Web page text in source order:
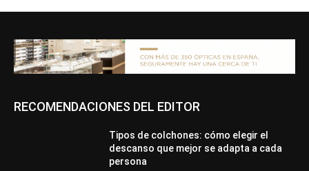
RECOMENDACIONES DEL EDITOR
Tipos de colchones: cómo elegir el
descanso que mejor se adapta a cada
persona